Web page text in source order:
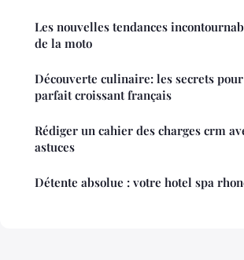
Les nouvelles tendances
de la moto
Découverte culinaire: les secrets
parfait croissant français
Rédiger un cahier des charges crm
astuces
Détente absolue : votre hotel spa